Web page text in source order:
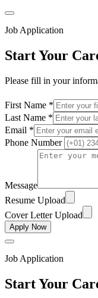
Job Application
Start Your
Please fill in your
First Name *
Last Name *
Email *
Phone Number
Message
Resume Upload
Cover Letter Upload
Apply Now
Job Application
Start Your